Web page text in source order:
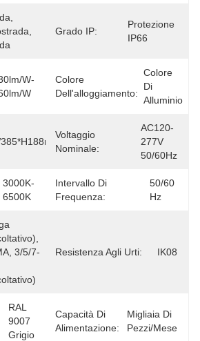
Grado IP:
Protezione
IP66
W-
W
Colore
Dell'alloggiamento:
Colore
Di
Alluminio
Voltaggio
Nominale:
AC120-
277V
50/60Hz
3000K-
6500K
Intervallo Di
Frequenza:
50/60
Hz
3/5/7-
Resistenza Agli Urti: IK08
RAL
9007
Grigio
Capacità Di
Alimentazione:
Migliaia Di
Pezzi/mese